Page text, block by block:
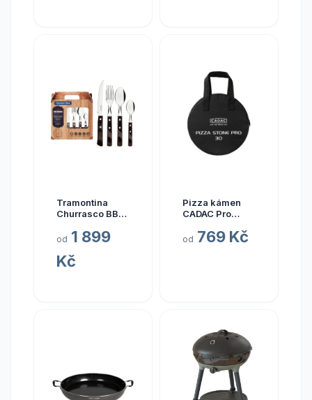
Tramontina
Churrasco BBQ
Tramontina
ks, hnědá
od 1 899
Kč
Pizza kámen
CADAC Pro
od 769 Kč